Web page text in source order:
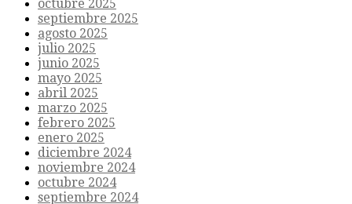
octubre 2025
septiembre 2025
agosto 2025
julio 2025
junio 2025
mayo 2025
abril 2025
marzo 2025
febrero 2025
enero 2025
diciembre 2024
noviembre 2024
octubre 2024
septiembre 2024